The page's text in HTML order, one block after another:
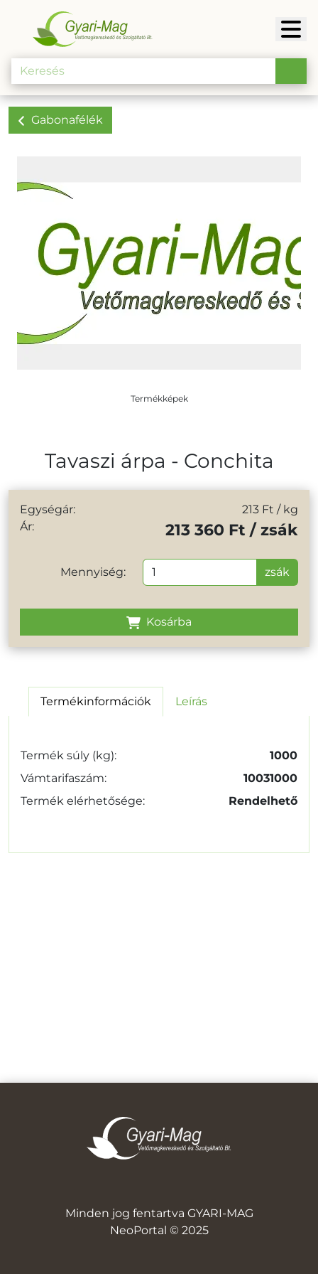
Gabonafélék
Termékképek
Tavaszi árpa - Conchita
Egységár: 213 Ft / kg
Ár:
213 360 Ft / zsák
Mennyiség: zsák
Kosárba
Termékinformációk Leírás
Termék súly (kg):
1000
Vámtarifaszám:
10031000
Termék elérhetősége:
Rendelhető
Minden jog fentartva GYARI-MAG
NeoPortal © 2025